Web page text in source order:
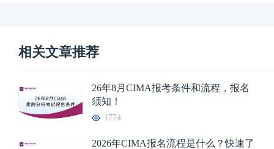
相关文章推荐
26年8月CIMA报考条件和流程，报名
须知！
1774
2026年CIMA报名流程是什么？快速了